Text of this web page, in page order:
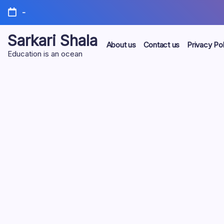
Skip
content
-
Sarkari Shala
Education is an ocean
About us Contact us Privacy